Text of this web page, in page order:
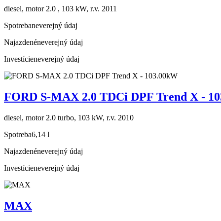
diesel, motor 2.0 , 103 kW, r.v. 2011
Spotrebaneverejný údaj
Najazdenéneverejný údaj
Investícieneverejný údaj
FORD S-MAX 2.0 TDCi DPF Trend X -
diesel, motor 2.0 turbo, 103 kW, r.v. 2010
Spotreba6,14 l
Najazdenéneverejný údaj
Investícieneverejný údaj
MAX